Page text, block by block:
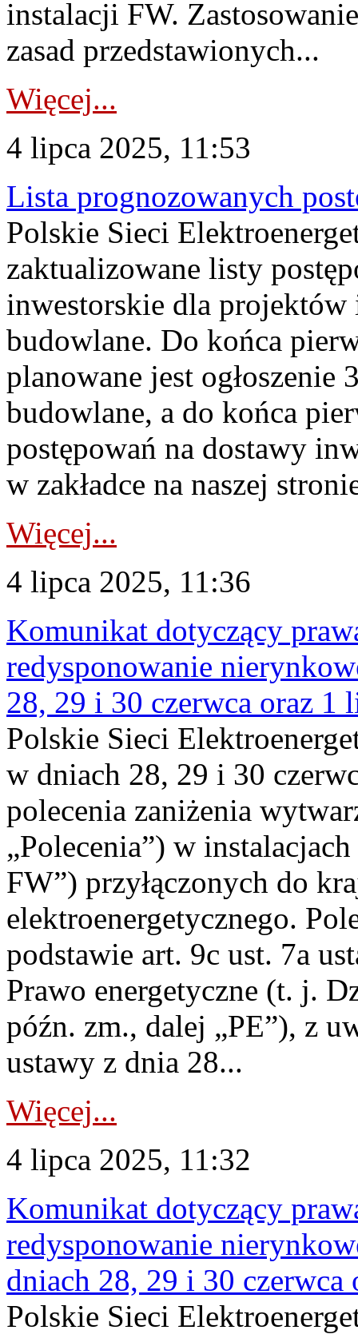
instalacji FW.
zasad przedstawionych...
Więcej...
4 lipca 2025, 11:53
Lista prognozowanych
Polskie Sieci
zaktualizowane listy
inwestorskie dla
budowlane. Do końca
planowane jest ogłoszenie
budowlane, a do końca
postępowań na dostawy
w zakładce na naszej
Więcej...
4 lipca 2025, 11:36
Komunikat dotyczący
redysponowanie
28, 29 i 30 czerwca oraz 1
Polskie Sieci
w dniach 28, 29 i 30
polecenia zaniżenia
„Polecenia”) w
FW”) przyłączonych do
elektroenergetycznego.
podstawie art. 9c ust. 7a
Prawo energetyczne (t. j.
późn. zm., dalej „PE”), z
ustawy z dnia 28...
Więcej...
4 lipca 2025, 11:32
Komunikat dotyczący
redysponowanie
dniach 28, 29 i 30 czerwca
Polskie Sieci